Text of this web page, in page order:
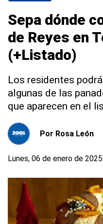
Sepa dónde
de Reyes en
(+Listado)
Los residentes
algunas de las
que aparecen en el
Por Rosa León
Lunes, 06 de enero de